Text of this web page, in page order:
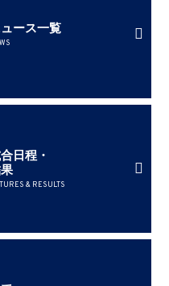
ース一覧
日程・
& RESULTS